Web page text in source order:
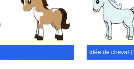
Idée de cheval